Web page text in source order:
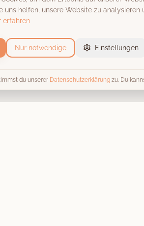
uns helfen, unsere Website zu
erfahren
Nur notwendige Einstellungen
du unserer Datenschutzerklärung zu. Du